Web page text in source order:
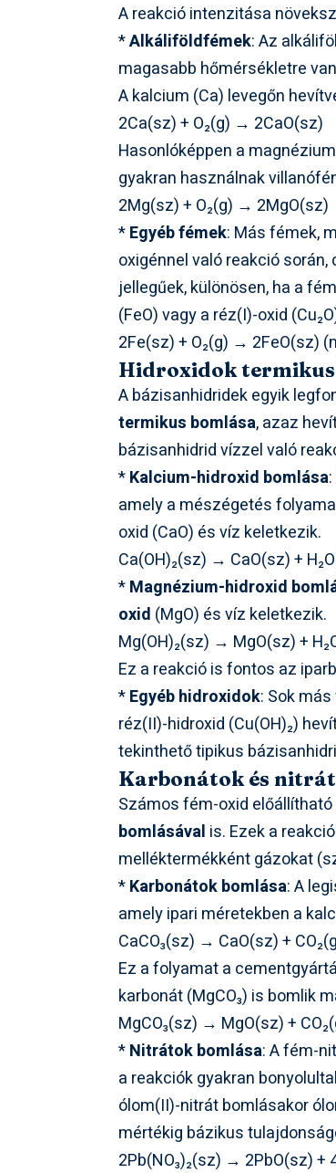
A reakció intenzitása
*Alkáliföldfémek: Az
magasabb hőmérsékletre
A kalcium (Ca) levegőn
2Ca(sz) + O₂(g) → 2CaO(sz)
Hasonlóképpen a
gyakran használnak
2Mg(sz) + O₂(g) → 2MgO(sz)
*Egyéb fémek: Más fémek,
oxigénnel való reakció
jellegűek, különösen, ha a
(FeO) vagy a réz(I)-oxid
2Fe(sz) + O₂(g) → 2FeO(sz)
Hidroxidok termikus
A bázisanhidridek egyik
termikus bomlása, azaz
bázisanhidrid vízzel való
*Kalcium-hidroxid bomlása
amely a mészégetés
oxid (CaO) és víz keletkezik.
Ca(OH)₂(sz) → CaO(sz) +
*Magnézium-hidroxid
oxid (MgO) és víz keletkezik.
Mg(OH)₂(sz) → MgO(sz) +
Ez a reakció is fontos az
*Egyéb hidroxidok: Sok
réz(II)-hidroxid (Cu(OH)₂)
tekinthető tipikus
Karbonátok és
Számos fém-oxid
bomlásával is. Ezek a
melléktermékként gázokat
*Karbonátok bomlása: A
amely ipari méretekben a
CaCO₃(sz) → CaO(sz) +
Ez a folyamat a
karbonát (MgCO₃) is bomlik
MgCO₃(sz) → MgO(sz) +
*Nitrátok bomlása: A fém-
a reakciók gyakran
ólom(II)-nitrát bomlásakor
mértékig bázikus
2Pb(NO₃)₂(sz) → 2PbO(sz) +